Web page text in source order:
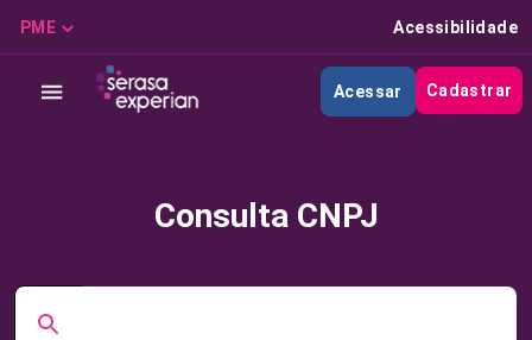
PME Acessibilidade
Acessar Cadastrar
Consulta CNPJ